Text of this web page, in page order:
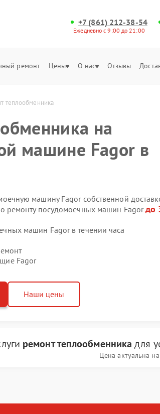
+7 (861) 212-38-54
Ежедневно с 9:00 до 21:00
ремонт Цены О нас Отзывы
теплообменника
на
машине Fagor в
машину Fagor собственной
ремонту посудомоечных машин Fagorдо
машин Fagor в течении часа
Fagor
Наши цены
ремонт теплообменника для
Цена актуальна